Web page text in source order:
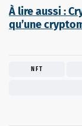
À lire aussi :
qu’une
NFT